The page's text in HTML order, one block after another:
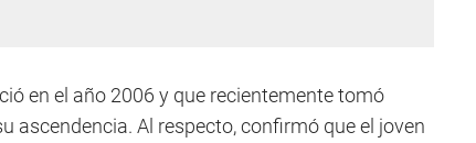
en el año 2006 y que recientemente tomó
ascendencia. Al respecto, confirmó que el joven